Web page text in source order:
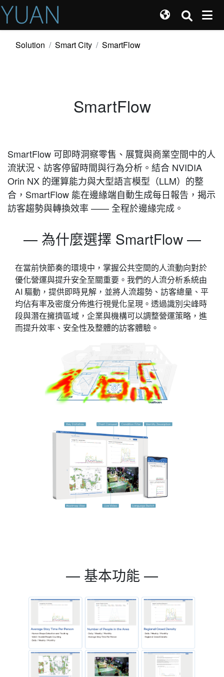
Solution Smart City SmartFlow
SmartFlow
SmartFlow 可即時洞察零售、展覽與商業空間中的人
流狀況、訪客停留時間與行為分析。結合 NVIDIA
Orin NX 的運算能力與大型語言模型（LLM）的整
合，SmartFlow 能在邊緣端自動生成每日報告，揭示
訪客趨勢與轉換效率 —— 全程於邊緣完成。
— 為什麼選擇 SmartFlow —
在當前快節奏的環境中，掌握公共空間的人流動向對於
優化營運與提升安全至關重要。我們的人流分析系統由
AI 驅動，提供即時見解，並將人流趨勢、訪客總量、平
均佔有率及密度分佈進行視覺化呈現。透過識別尖峰時
段與潛在擁擠區域，企業與機構可以調整營運策略，進
而提升效率、安全性及整體的訪客體驗。
— 基本功能 —